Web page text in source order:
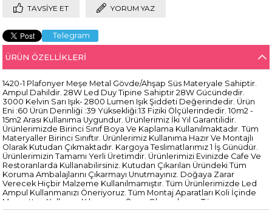
TAVSIYE ET YORUM YAZ
Telegram
ÜRÜN ÖZELLIKLERI
1420-1 Plafonyer Meşe Metal Gövde/Ahşap Süs Materyale Sahiptir.
Ampul Dahildir. 28W Led Duy Tipine Sahiptir 28W Gücündedir.
3000 Kelvin Sarı Işık- 2800 Lumen Işık Şiddeti Değerindedir. Ürün
Eni :60 Ürün Derinliği :39 Yüksekliği:13 Fiziki Ölçülerindedir. 10m2 -
15m2 Arası Kullanıma Uygundur. Ürünlerimiz İki Yıl Garantilidir.
Ürünlerimizde Birinci Sınıf Boya Ve Kaplama Kullanılmaktadır. Tüm
Materyaller Birinci Sınıftır. Ürünlerimiz Kullanıma Hazır Ve Montajlı
Olarak Kutudan Çıkmaktadır. Kargoya Teslimatlarımız 1 İş Günüdür.
Ürünlerimizin Tamamı Yerli Üretimdir. Ürünlerimizi Evinizde Cafe Ve
Restoranlarda Kullanabilirsiniz. Kutudan Çıkarılan Üründeki Tüm
Koruma Ambalajlarını Çıkarmayı Unutmayınız. Doğaya Zarar
Verecek Hiçbir Malzeme Kullanılmamıştır. Tüm Ürünlerimizde Led
Ampul Kullanmanızı Öneriyoruz. Tüm Montaj Aparatları Koli İçinde
Mevcuttur. Kullanım Kılavuzunu Önce Okumalısınız. Tüm
Ürünlerimiz 220V Elektrik İle Çalışmaktadır. Ürünlerimizin